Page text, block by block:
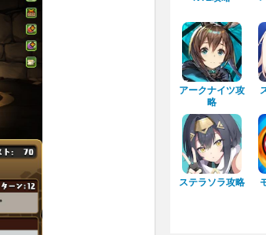
アークナイツ攻
略
ステラソラ攻略